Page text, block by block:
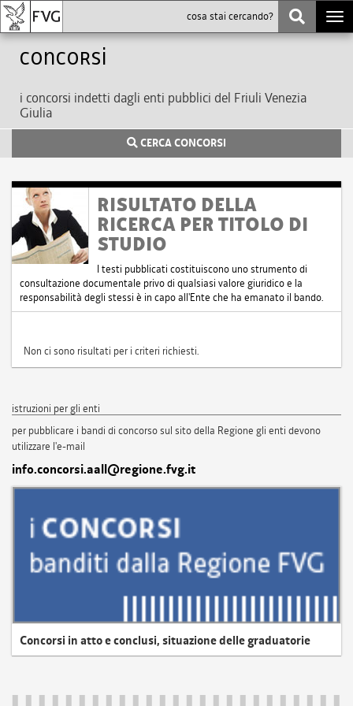
Concorsi
i concorsi indetti dagli enti pubblici del Friuli Venezia
Giulia
CERCA CONCORSI
RISULTATO DELLA
RICERCA PER TITOLO DI
STUDIO
I testi pubblicati costituiscono uno strumento di
consultazione documentale privo di qualsiasi valore giuridico e la
responsabilità degli stessi è in capo all'Ente che ha emanato il bando.
Non ci sono risultati per i criteri richiesti.
istruzioni per gli enti
per pubblicare i bandi di concorso sul sito della Regione gli enti devono
utilizzare l'e-mail
info.concorsi.aall@regione.fvg.it
Concorsi in atto e conclusi, situazione delle graduatorie